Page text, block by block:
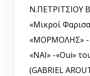
Ν.ΠΕΤΡΙΤΣΙΟΥ
«Μικροί
«ΜΟΡΜΟΛΗΣ» -
«ΝΑΙ» -«Oui»
(GABRIEL